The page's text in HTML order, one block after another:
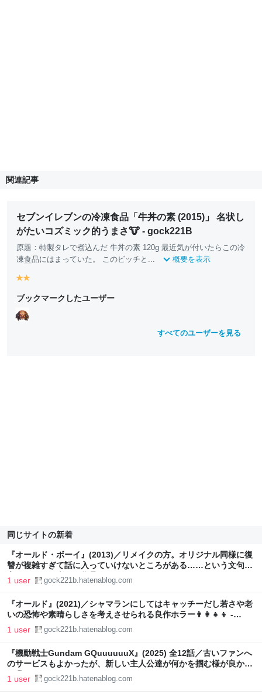
関連記事
セブンイレブンの冷凍食品「牛丼の素 (2015)」 名状し
がたいコズミック的うまさ🐮 - gock221B
原題：特製タレで煮込んだ 牛丼の素 120g 最近気が付いたらこの冷
凍食品にはまっていた。 このビッチと... 概要を表示
y
ll
o
w
ll
o
w
ブックマークしたユーザー
すべてのユーザーを見る
同じサイトの新着
『オールド・ボーイ』(2013)／リメイクの方。オリジナル同様に復
讐が複雑すぎて話に入っていけないところがある……という文句を
言いまくって楽しむ作品でもある🔨 - gock221B
1 user gock221b.hatenablog.com
『オールド』(2021)／シャマランにしてはキャッチーだし若さや老
いの恐怖や素晴らしさを考えさせられる良作ホラー👨‍👩‍👧‍👦 -
gock221B
1 user gock221b.hatenablog.com
『機動戦士Gundam GQuuuuuuX』(2025) 全12話／古いファンへ
のサービスもよかったが、新しい主人公達が何かを掴む様が良かっ
た🏖️ - gock221B
1 user gock221b.hatenablog.com